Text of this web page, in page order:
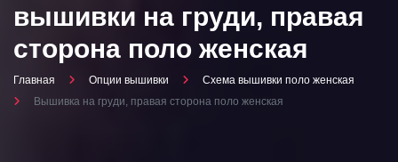
вышивки на груди, правая
сторона поло женская
Главная Опции вышивки
Схема вышивки поло женская
Вышивка на груди, правая сторона поло женская